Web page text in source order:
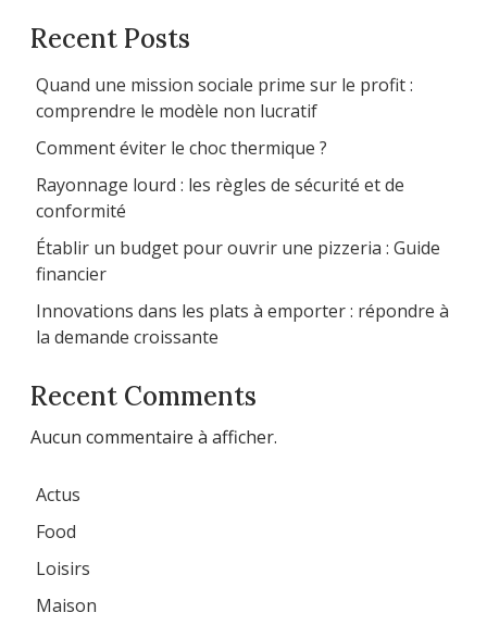
Recent Posts
Quand une mission sociale prime sur le profit :
comprendre le modèle non lucratif
Comment éviter le choc thermique ?
Rayonnage lourd : les règles de sécurité et de
conformité
Établir un budget pour ouvrir une pizzeria : Guide
financier
Innovations dans les plats à emporter : répondre à
la demande croissante
Recent Comments
Aucun commentaire à afficher.
Actus
Food
Loisirs
Maison